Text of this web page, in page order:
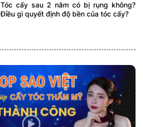
Tóc cấy sau 2 năm có bị rụng không?
Điều gì quyết định độ bền của tóc cấy?